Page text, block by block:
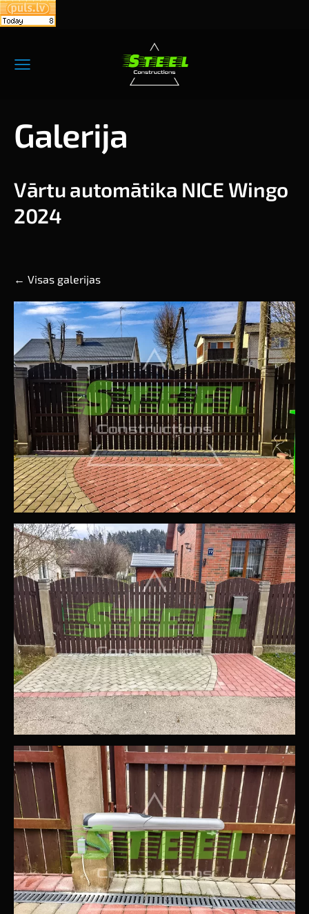
Galerija
Vārtu automātika NICE Wingo
2024
Visas galerijas